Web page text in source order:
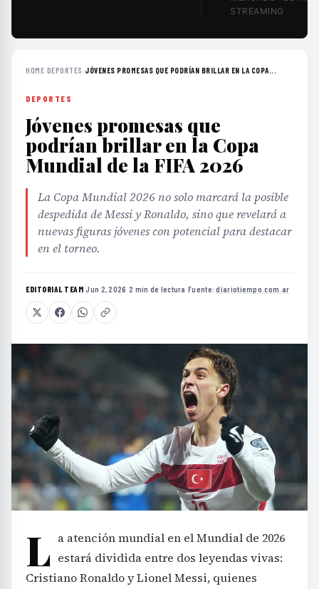
STREAMING
HOME›DEPORTES ›JÓVENES PROMESAS QUE PODRÍAN BRILLAR EN LA COPA...
DEPORTES
Jóvenes promesas que
podrían brillar en la Copa
Mundial de la FIFA 2026
La Copa Mundial 2026 no solo marcará la posible
despedida de Messi y Ronaldo, sino que revelará a
nuevas figuras jóvenes con potencial para destacar
en el torneo.
EDITORIAL TEAM·Jun 2, 2026 ·2 min de lectura ·Fuente:diariotiempo.com.ar
L a atención mundial en el Mundial de 2026
estará dividida entre dos leyendas vivas:
Cristiano Ronaldo y Lionel Messi, quienes